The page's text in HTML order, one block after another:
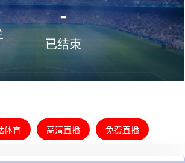
-
已结束
体育 高清直播 免费直播